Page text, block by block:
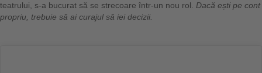
teatrului, s-a bucurat să se strecoare într-un nou rol. Dacă ești pe cont
propriu, trebuie să ai curajul să iei decizii.